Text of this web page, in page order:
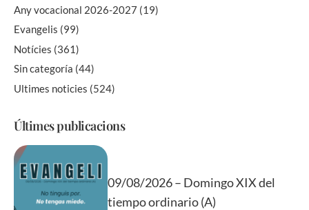
Any vocacional 2026-2027 (19)
Evangelis (99)
Notícies (361)
Sin categoría (44)
Ultimes noticies (524)
Últimes publicacions
09/08/2026 – Domingo XIX del
tiempo ordinario (A)